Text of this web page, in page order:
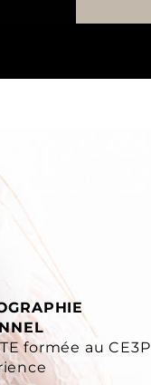
formée au CE3P